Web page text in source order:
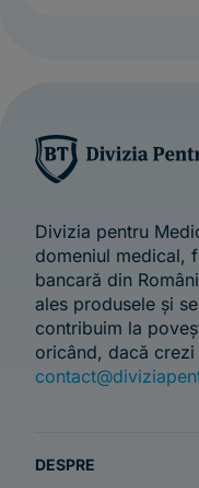
Divizia pentru
domeniul medical,
bancară din
ales produsele și
contribuim la
oricând, dacă
DESPRE